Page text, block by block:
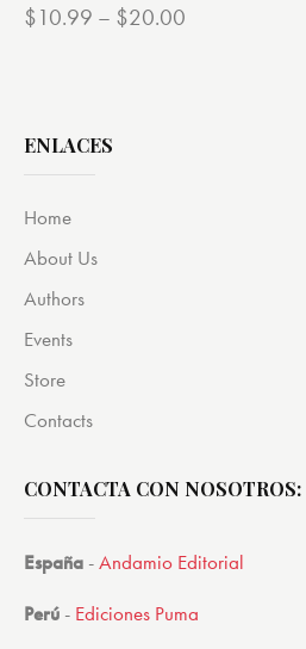
Valorado
$10.99 – $20.00
ENLACES
Home
About Us
Authors
Events
Store
Contacts
CONTACTA CON NOSOTROS:
España -Andamio Editorial
Perú - Ediciones Puma